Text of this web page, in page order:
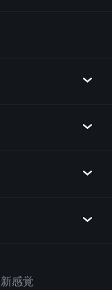
感覚